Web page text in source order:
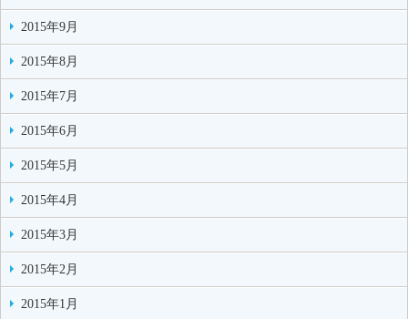
2015年9月
2015年8月
2015年7月
2015年6月
2015年5月
2015年4月
2015年3月
2015年2月
2015年1月